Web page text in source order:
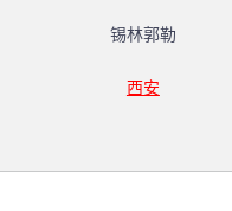
锡林郭勒
西安